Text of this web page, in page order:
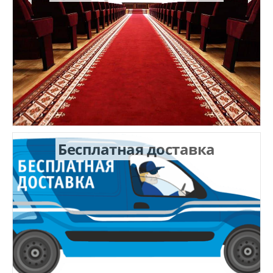
1.17x1.17
1.1x1.88
1.1x2.0
1.2
1.25x1.5
1.25x4.0
1.2x1.2
1.2x1.4
1.2x1.45
1.2x1.5
1.2x1.7
1.2x1.8
1.2x2.0
1.2x2.15
1.2x2.3
1.2x2.5
Бесплатная доставка